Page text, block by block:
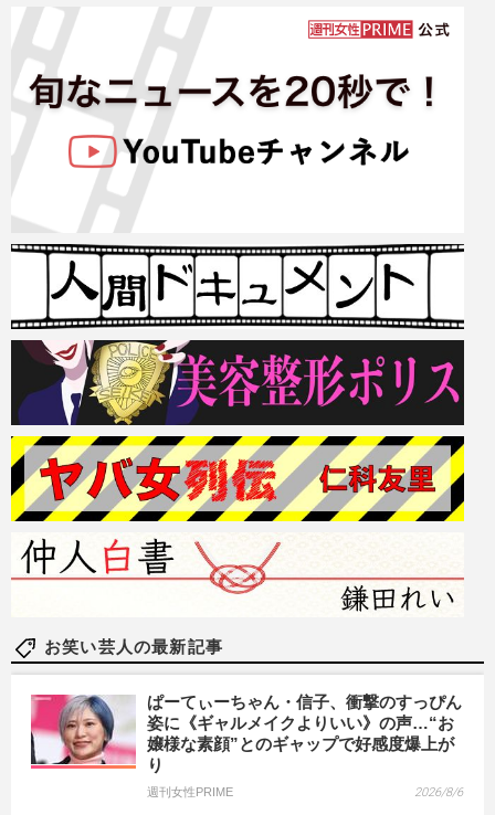
お笑い芸人の最新記事
ぱーてぃーちゃん・信子、衝撃のすっぴん
姿に《ギャルメイクよりいい》の声…“お
嬢様な素顔”とのギャップで好感度爆上が
り
週刊女性PRIME 2026/8/6